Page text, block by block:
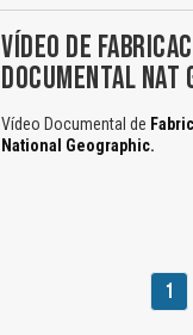
VÍDEO DE
DOCUMENTAL NAT
Vídeo Documental de
National Geographic.
1